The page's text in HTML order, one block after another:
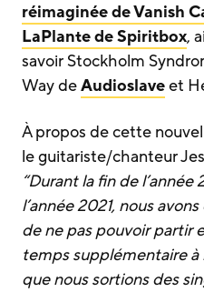
réimaginée de Vanish
LaPlante de Spiritbox,
savoir Stockholm
Way deAudioslaveet
À propos de cette
le guitariste/chanteur
“Durant la fin de
l’année 2021, nous
de ne pas pouvoir partir
temps supplémentaire à
que nous sortions des